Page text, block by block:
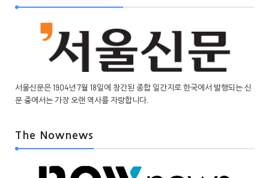
서울신문은 1904년 7월 18일에 창간된 종합 일간지로 한국에서 발행되는 신
문 중에서는 가장 오랜 역사를 자랑합니다.
The Nownews